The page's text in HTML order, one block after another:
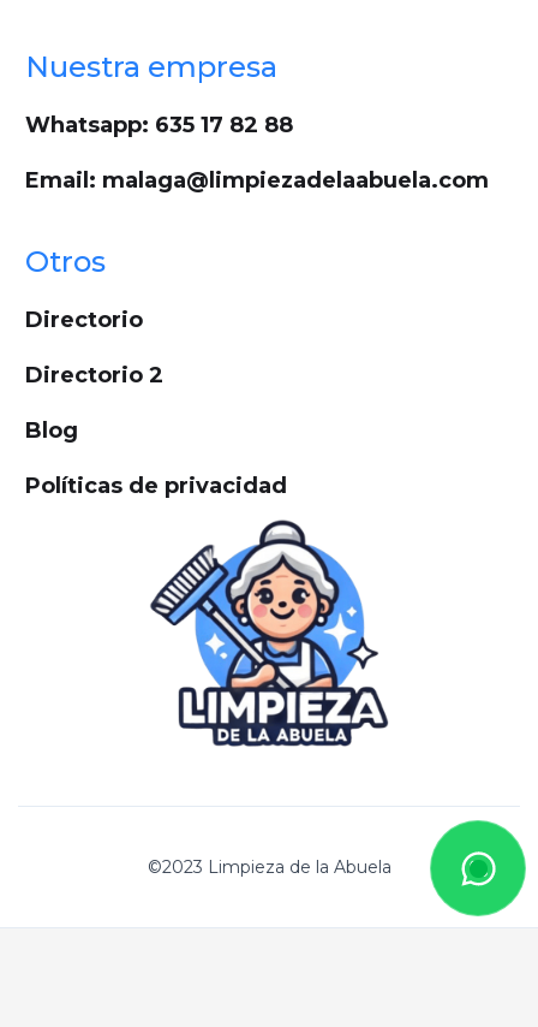
Nuestra empresa
Whatsapp: 635 17 82 88
Email: malaga@limpiezadelaabuela.com
Otros
Directorio
Directorio 2
Blog
Políticas de privacidad
©2023 Limpieza de la Abuela